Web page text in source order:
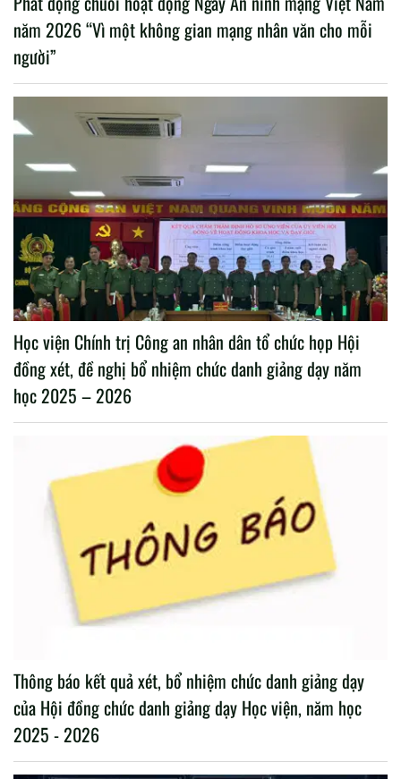
năm 2026 “Vì một không gian mạng nhân văn cho mỗi
người”
Học viện Chính trị Công an nhân dân tổ chức họp Hội
đồng xét, đề nghị bổ nhiệm chức danh giảng dạy năm
học 2025 – 2026
Thông báo kết quả xét, bổ nhiệm chức danh giảng dạy
của Hội đồng chức danh giảng dạy Học viện, năm học
2025 - 2026